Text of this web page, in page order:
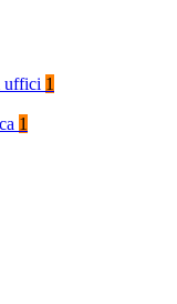
uffici 1
1